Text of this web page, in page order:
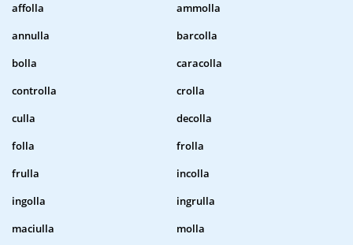
affolla
ammolla
annulla
barcolla
bolla
caracolla
controlla
crolla
culla
decolla
folla
frolla
frulla
incolla
ingolla
ingrulla
maciulla
molla